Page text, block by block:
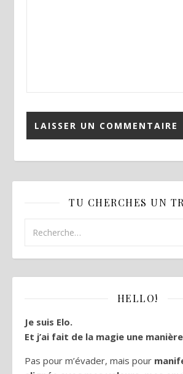
TU CHERCHES UN
HELLO!
Je suis Elo.
Et j’ai fait de la magie une
Pas pour m’évader, mais pour